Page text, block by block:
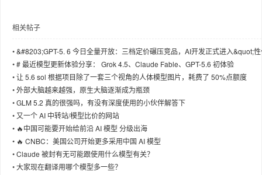
相关帖子
•&#8203;GPT-5. 6 今日全量开放：三档定价碾压竞品，AI开发正式进入&quot;
比&quot;新阶段
•# 最近模型更新体验分享： Grok 4.5、Claude Fable、GPT-5.6 初体验
•让 5.6 sol 根据项目除了一套三个视角的人体模型图片，耗费了 50%点额度
•外部大脑越来越强，原生大脑逐渐成为瓶颈
•GLM 5.2 真的很强吗，有没有深度使用的小伙伴解答下
• 又一个 AI 中转站/模型比价的网站
• 🔥中国可能要开始给前沿 AI 模型 分级出海
• 🔥 CNBC：美国公司开始更多采用中国 AI 模型
•Claude 被封有无可能跟使用什么模型有关？
•大家现在翻译用哪个模型多一些？